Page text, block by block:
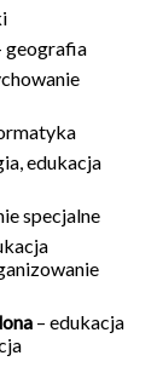
geografia
edukacja
specjalne
– edukacja